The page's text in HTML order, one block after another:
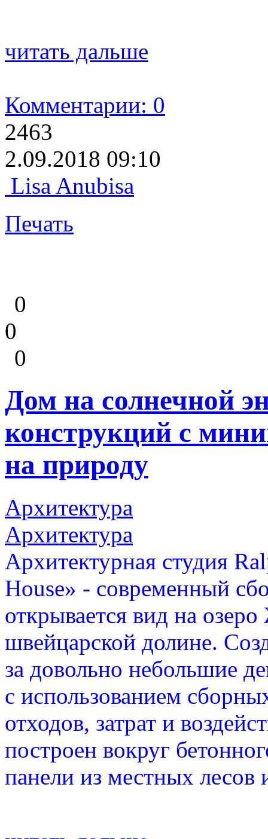
читать дальше
Комментарии: 0
2463
2.09.2018 09:10
Lisa Anubisa
Печать
0
0
0
Дом на солнечной
конструкций с
на природу
Архитектура
Архитектура
Архитектурная студия
House» - современный
открывается вид на
швейцарской долине.
за довольно небольшие
с использованием
отходов, затрат и
построен вокруг
панели из местных лесов